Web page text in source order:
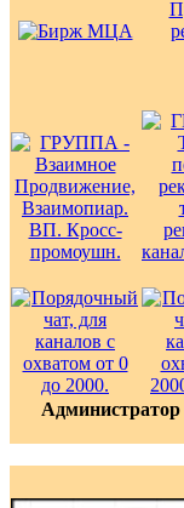
Администратор